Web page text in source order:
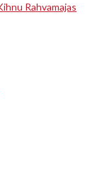
Rahvamajas